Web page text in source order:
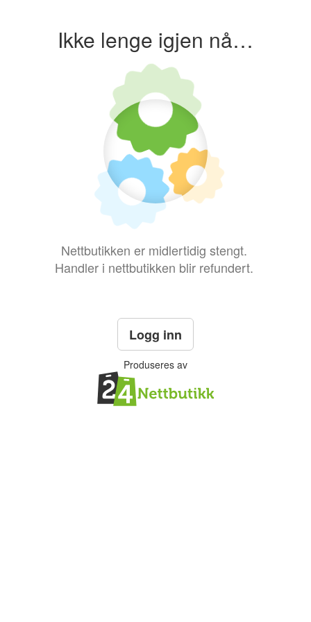
Ikke lenge igjen nå…
Nettbutikken er midlertidig stengt.
Handler i nettbutikken blir refundert.
Logg inn
Produseres av